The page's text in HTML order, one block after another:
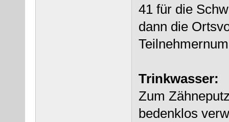
41 für die
dann die
Trinkwasser:
Zum
bedenklos